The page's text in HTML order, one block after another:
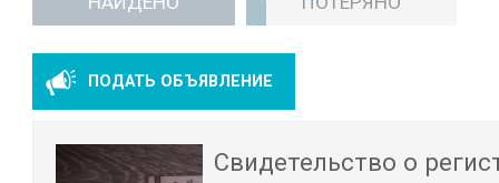
ПОДАТЬ ОБЪЯВЛЕНИЕ
Свидетельство о